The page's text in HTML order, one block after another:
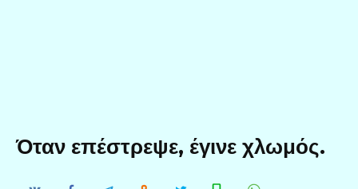
Όταν επέστρεψε, έγινε χλωμός.